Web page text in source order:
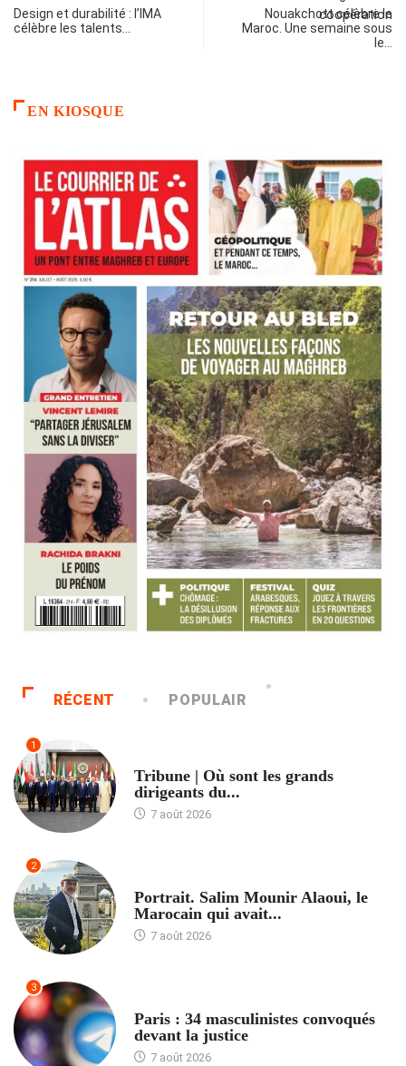
Design et durabilité : l’IMA
célèbre les talents…
Nouakchott célèbre le
Maroc. Une semaine sous
le…
EN KIOSQUE
RÉCENT POPULAIR
1
Tribune | Où sont les grands
dirigeants du...
7 août 2026
2
Portrait. Salim Mounir Alaoui, le
Marocain qui avait...
7 août 2026
3
Paris : 34 masculinistes convoqués
devant la justice
7 août 2026